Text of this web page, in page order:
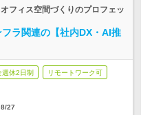
フィス空間づくりのプロフェッ
ラ関連の【社内DX・AI推
週休2日制 リモートワーク可
27